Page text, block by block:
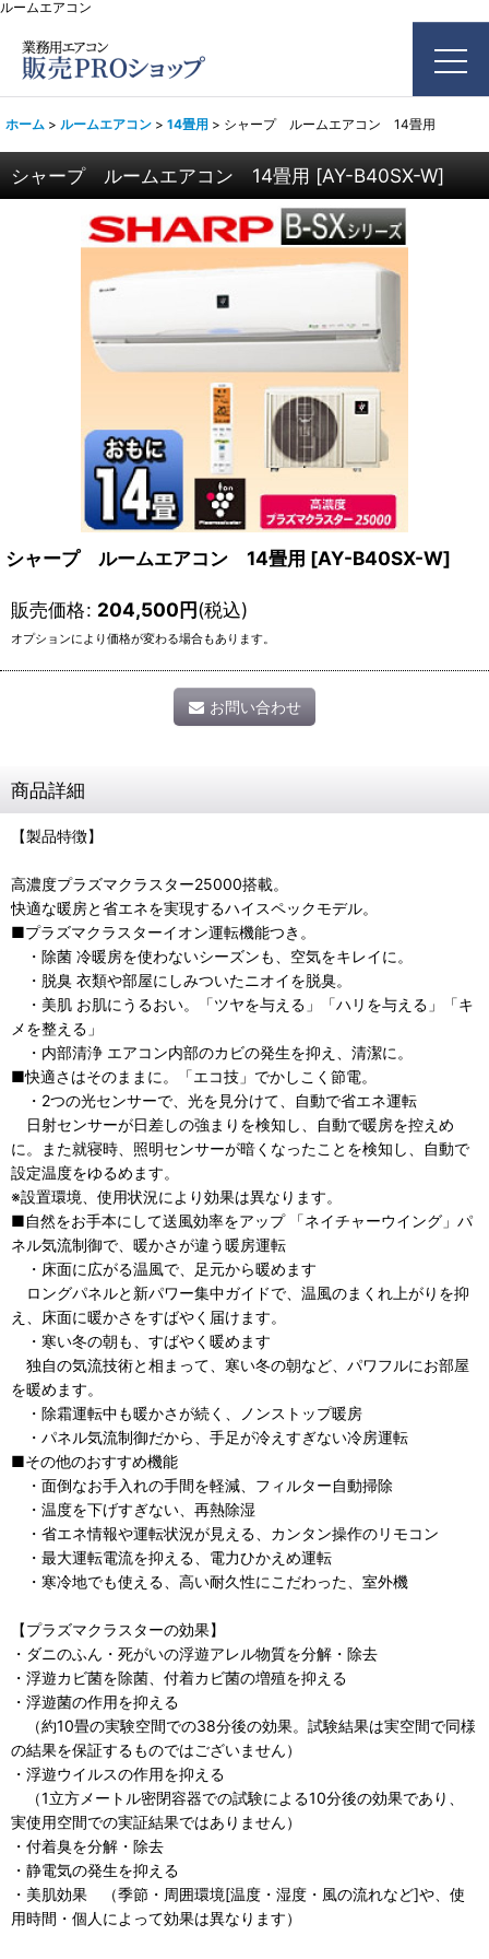
ルームエアコン
ホーム > ルームエアコン > 14畳用 > シャープ ルームエアコン 14畳用
シャープ ルームエアコン 14畳用 [AY-B40SX-W]
シャープ ルームエアコン 14畳用 [AY-B40SX-W]
販売価格: 204,500円(税込)
オプションにより価格が変わる場合もあります。
お問い合わせ
商品詳細
【製品特徴】
高濃度プラズマクラスター25000搭載。
快適な暖房と省エネを実現するハイスペックモデル。
■プラズマクラスターイオン運転機能つき。
・除菌 冷暖房を使わないシーズンも、空気をキレイに。
・脱臭 衣類や部屋にしみついたニオイを脱臭。
・美肌 お肌にうるおい。「ツヤを与える」「ハリを与える」「キ
メを整える」
・内部清浄 エアコン内部のカビの発生を抑え、清潔に。
■快適さはそのままに。「エコ技」でかしこく節電。
・2つの光センサーで、光を見分けて、自動で省エネ運転
日射センサーが日差しの強まりを検知し、自動で暖房を控えめ
に。また就寝時、照明センサーが暗くなったことを検知し、自動で
設定温度をゆるめます。
※設置環境、使用状況により効果は異なります。
■自然をお手本にして送風効率をアップ 「ネイチャーウイング」パ
ネル気流制御で、暖かさが違う暖房運転
・床面に広がる温風で、足元から暖めます
ロングパネルと新パワー集中ガイドで、温風のまくれ上がりを抑
え、床面に暖かさをすばやく届けます。
・寒い冬の朝も、すばやく暖めます
独自の気流技術と相まって、寒い冬の朝など、パワフルにお部屋
を暖めます。
・除霜運転中も暖かさが続く、ノンストップ暖房
・パネル気流制御だから、手足が冷えすぎない冷房運転
■その他のおすすめ機能
・面倒なお手入れの手間を軽減、フィルター自動掃除
・温度を下げすぎない、再熱除湿
・省エネ情報や運転状況が見える、カンタン操作のリモコン
・最大運転電流を抑える、電力ひかえめ運転
・寒冷地でも使える、高い耐久性にこだわった、室外機
【プラズマクラスターの効果】
・ダニのふん・死がいの浮遊アレル物質を分解・除去
・浮遊カビ菌を除菌、付着カビ菌の増殖を抑える
・浮遊菌の作用を抑える
（約10畳の実験空間での38分後の効果。試験結果は実空間で同様
の結果を保証するものではございません）
・浮遊ウイルスの作用を抑える
（1立方メートル密閉容器での試験による10分後の効果であり、
実使用空間での実証結果ではありません）
・付着臭を分解・除去
・静電気の発生を抑える
・美肌効果 （季節・周囲環境[温度・湿度・風の流れなど]や、使
用時間・個人によって効果は異なります）